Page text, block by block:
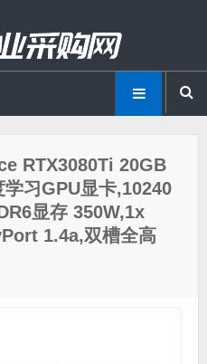
RTX3080Ti 20GB
习GPU显卡,10240
显存 350W,1x
1.4a,双槽全高